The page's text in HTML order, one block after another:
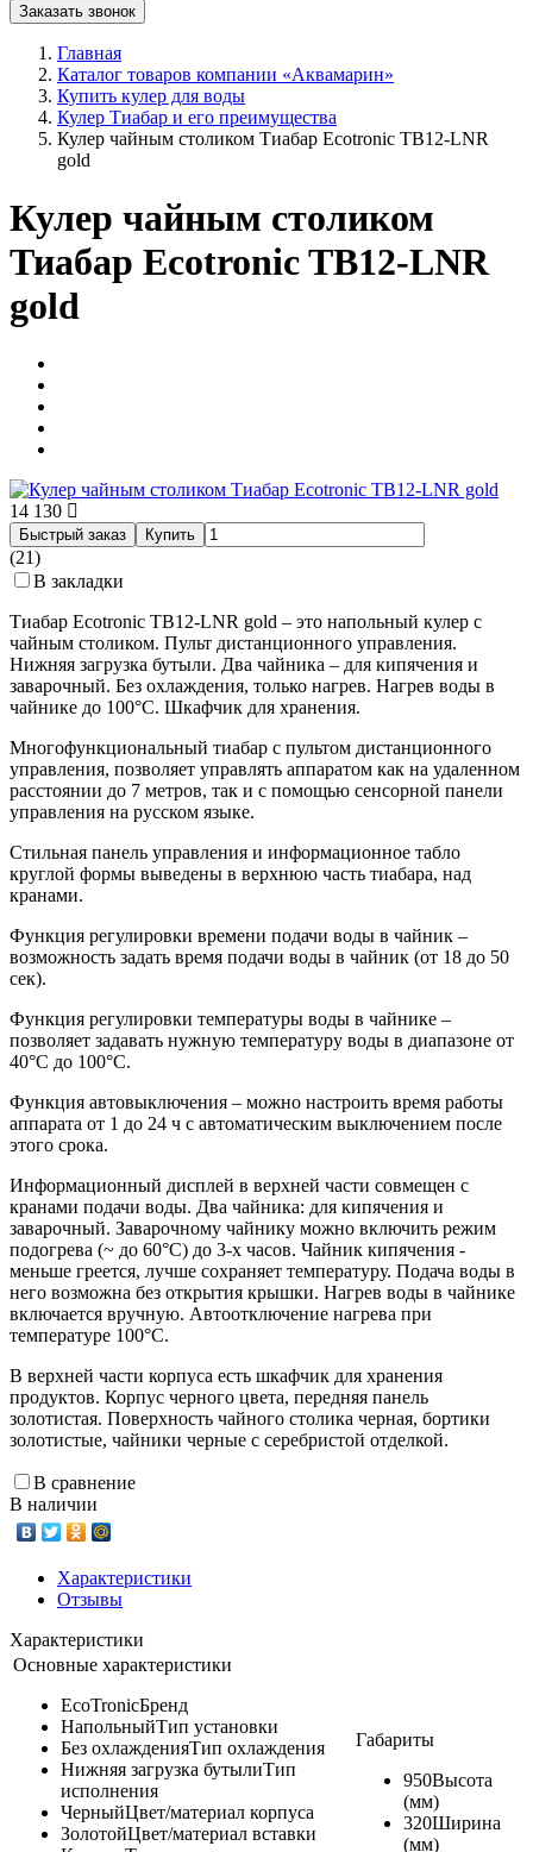
Заказать звонок
Главная
Каталог товаров компании «Аквамарин»
Купить кулер для воды
Кулер Тиабар и его преимущества
Кулер чайным столиком Тиабар Ecotronic TB12-LNR
gold
Кулер чайным столиком
Тиабар Ecotronic TB12-LNR
gold
14 130
Быстрый заказ Купить
(21)
В закладки
Тиабар Ecotronic TB12-LNR gold – это напольный кулер с
чайным столиком. Пульт дистанционного управления.
Нижняя загрузка бутыли. Два чайника – для кипячения и
заварочный. Без охлаждения, только нагрев. Нагрев воды в
чайнике до 100°С. Шкафчик для хранения.
Многофункциональный тиабар с пультом дистанционного
управления, позволяет управлять аппаратом как на удаленном
расстоянии до 7 метров, так и с помощью сенсорной панели
управления на русском языке.
Стильная панель управления и информационное табло
круглой формы выведены в верхнюю часть тиабара, над
кранами.
Функция регулировки времени подачи воды в чайник –
возможность задать время подачи воды в чайник (от 18 до 50
сек).
Функция регулировки температуры воды в чайнике –
позволяет задавать нужную температуру воды в диапазоне от
40°С до 100°С.
Функция автовыключения – можно настроить время работы
аппарата от 1 до 24 ч с автоматическим выключением после
этого срока.
Информационный дисплей в верхней части совмещен с
кранами подачи воды. Два чайника: для кипячения и
заварочный. Заварочному чайнику можно включить режим
подогрева (~ до 60°С) до 3-х часов. Чайник кипячения -
меньше греется, лучше сохраняет температуру. Подача воды в
него возможна без открытия крышки. Нагрев воды в чайнике
включается вручную. Автоотключение нагрева при
температуре 100°С.
В верхней части корпуса есть шкафчик для хранения
продуктов. Корпус черного цвета, передняя панель
золотистая. Поверхность чайного столика черная, бортики
золотистые, чайники черные с серебристой отделкой.
В сравнение
В наличии
Характеристики
Отзывы
Характеристики
Основные характеристики
EcoTronicБренд
НапольныйТип установки
Без охлажденияТип охлаждения
Нижняя загрузка бутылиТип
исполнения
ЧерныйЦвет/материал корпуса
ЗолотойЦвет/материал вставки
Габариты
950Высота
(мм)
320Ширина
(мм)